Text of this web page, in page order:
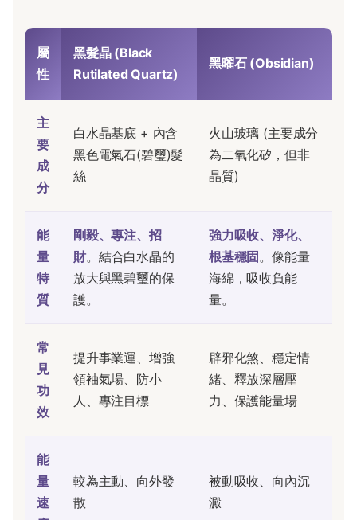
屬
性
黑髮晶 (Black
Rutilated Quartz)
黑曜石 (Obsidian)
主
要
成
分
白水晶基底 + 內含
黑色電氣石(碧璽)髮
絲
火山玻璃 (主要成分
為二氧化矽，但非
晶質)
能
量
特
質
剛毅、專注、招
財。結合白水晶的
放大與黑碧璽的保
護。
強力吸收、淨化、
根基穩固。像能量
海綿，吸收負能
量。
常
見
功
效
提升事業運、增強
領袖氣場、防小
人、專注目標
辟邪化煞、穩定情
緒、釋放深層壓
力、保護能量場
能
量
速
較為主動、向外發
散
被動吸收、向內沉
澱